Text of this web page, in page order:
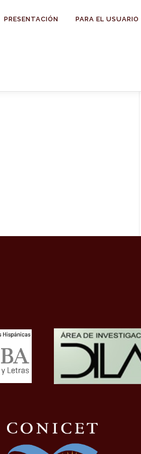
PRESENTACIÓN PARA EL USUARIO